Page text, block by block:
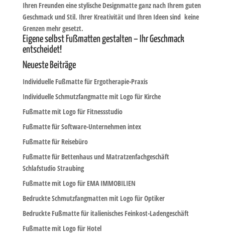
Ihren Freunden eine stylische Designmatte ganz nach Ihrem guten
Geschmack und Stil. Ihrer Kreativität und Ihren Ideen sind keine
Grenzen mehr gesetzt.
Eigene selbst Fußmatten gestalten – Ihr Geschmack
entscheidet!
Neueste Beiträge
Individuelle Fußmatte für Ergotherapie-Praxis
Individuelle Schmutzfangmatte mit Logo für Kirche
Fußmatte mit Logo für Fitnessstudio
Fußmatte für Software-Unternehmen intex
Fußmatte für Reisebüro
Fußmatte für Bettenhaus und Matratzenfachgeschäft
Schlafstudio Straubing
Fußmatte mit Logo für EMA IMMOBILIEN
Bedruckte Schmutzfangmatten mit Logo für Optiker
Bedruckte Fußmatte für italienisches Feinkost-Ladengeschäft
Fußmatte mit Logo für Hotel